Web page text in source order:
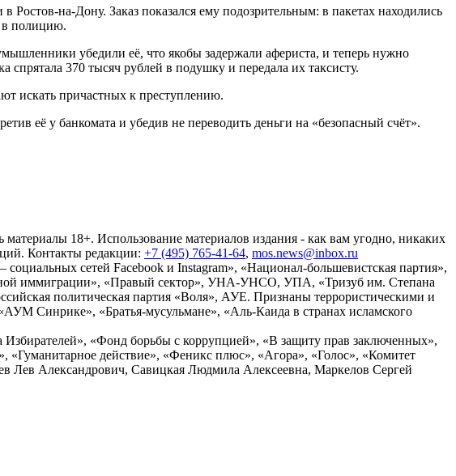
Ростов-на-Дону. Заказ показался ему подозрительным: в пакетах находились
в полицию.
убедили её, что якобы задержали афериста, и теперь нужно
спрятала 370 тысяч рублей в подушку и передала их таксисту.
искать причастных к преступлению.
её у банкомата и убедив не переводить деньги на «безопасный счёт».
18+. Использование материалов издания - как вам угодно, никаких
Контакты редакции: +7 (495) 765-41-64, mos.news@inbox.ru
сетей Facebook и Instagram», «Национал-большевистская партия»,
иммиграции», «Правый сектор», УНА-УНСО, УПА, «Тризуб им. Степана
политическая партия «Воля», АУЕ. Признаны террористическими и
Синрике», «Братья-мусульмане», «Аль-Каида в странах исламского
«Фонд борьбы с коррупцией», «В защиту прав заключенных»,
действие», «Феникс плюс», «Агора», «Голос», «Комитет
Лев Александрович, Савицкая Людмила Алексеевна, Маркелов Сергей